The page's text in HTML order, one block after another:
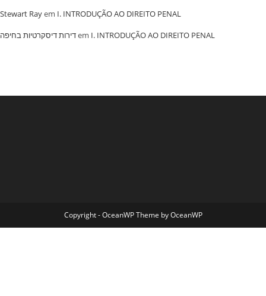
Stewart Rayem I. INTRODUÇÃO AO DIREITO PENAL
‏דירות דיסקרטיות בחיפהem I. INTRODUÇÃO AO DIREITO PENAL
Copyright - OceanWP Theme by OceanWP